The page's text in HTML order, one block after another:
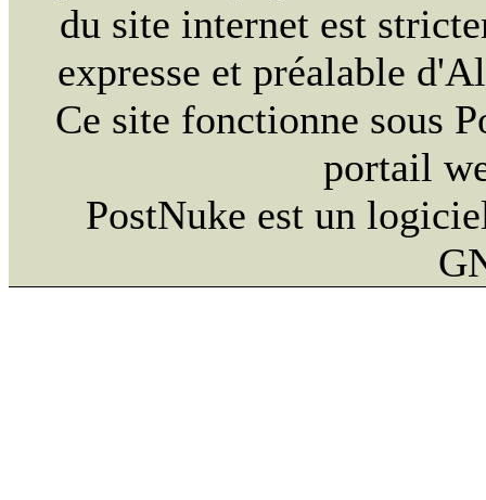
du site internet est
expresse et préalable
Ce site fonctionne sous
portail
PostNuke est un